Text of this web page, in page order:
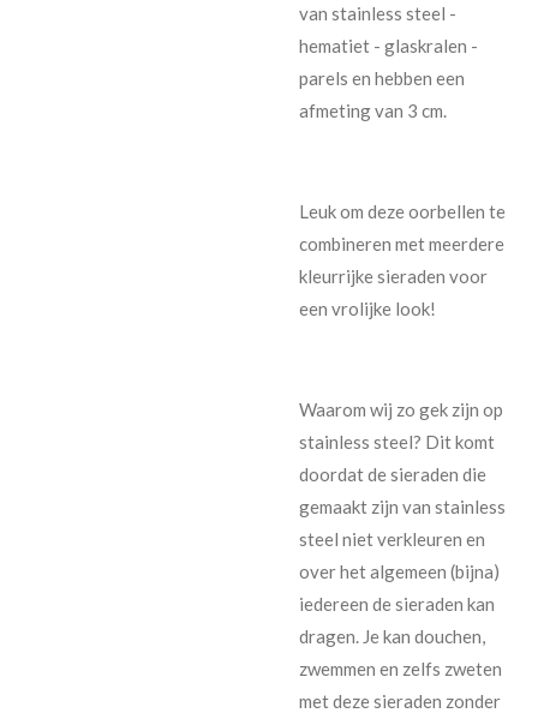
van stainless steel -
hematiet - glaskralen -
parels en hebben een
afmeting van 3 cm.
Leuk om deze oorbellen te
combineren met meerdere
kleurrijke sieraden voor
een vrolijke look!
Waarom wij zo gek zijn op
stainless steel? Dit komt
doordat de sieraden die
gemaakt zijn van stainless
steel niet verkleuren en
over het algemeen (bijna)
iedereen de sieraden kan
dragen. Je kan douchen,
zwemmen en zelfs zweten
met deze sieraden zonder